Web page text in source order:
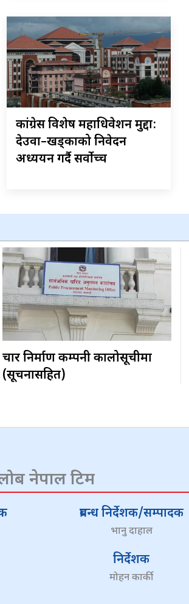
कांग्रेस विशेष महाधिवेशन मुद्दा:
देउवा–खड्काको निवेदन
अध्ययन गर्दै सर्वोच्च
चार निर्माण कम्पनी कालोसूचीमा
(सूचनासहित)
नेपाल टिम
प्रबन्ध निर्देशक/सम्पादक
भानु दाहाल
निर्देशक
मोहन कार्की